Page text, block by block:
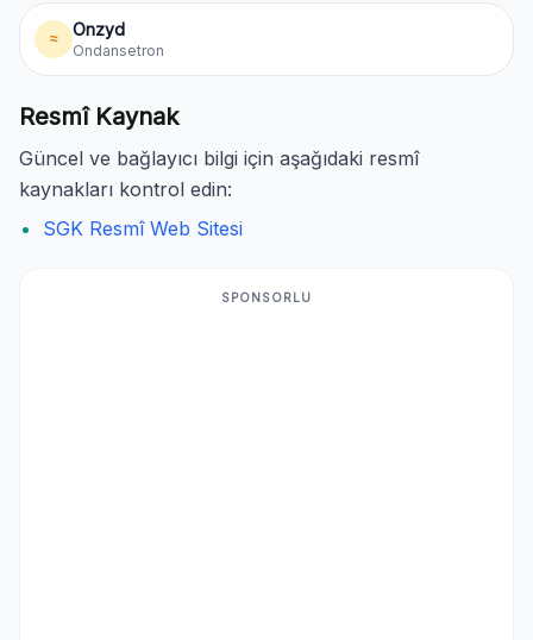
≈ Onzyd
Ondansetron
Resmî Kaynak
Güncel ve bağlayıcı bilgi için aşağıdaki resmî
kaynakları kontrol edin:
SGK Resmî Web Sitesi
SPONSORLU